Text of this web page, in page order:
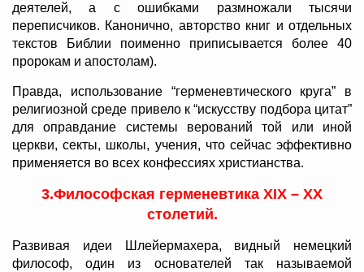
деятелей, а с ошибками размножали тысячи
переписчиков. Канонично, авторство книг и отдельных
текстов Библии поименно приписывается более 40
пророкам и апостолам).
Правда, использование “герменевтического круга” в
религиозной среде привело к “искусству подбора цитат”
для оправдание системы верований той или иной
церкви, секты, школы, учения, что сейчас эффективно
применяется во всех конфессиях христианства.
3.Философская герменевтика XIX – XX
столетий.
Развивая идеи Шлейермахера, видный немецкий
философ, один из основателей так называемой